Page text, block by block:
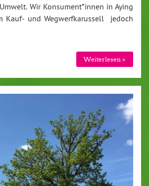
Wir Konsument*innen in Aying
Kauf- und Wegwerfkarussell jedoch
Weiterlesen »